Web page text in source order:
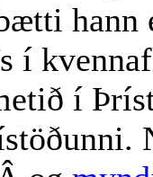
hann
í
í